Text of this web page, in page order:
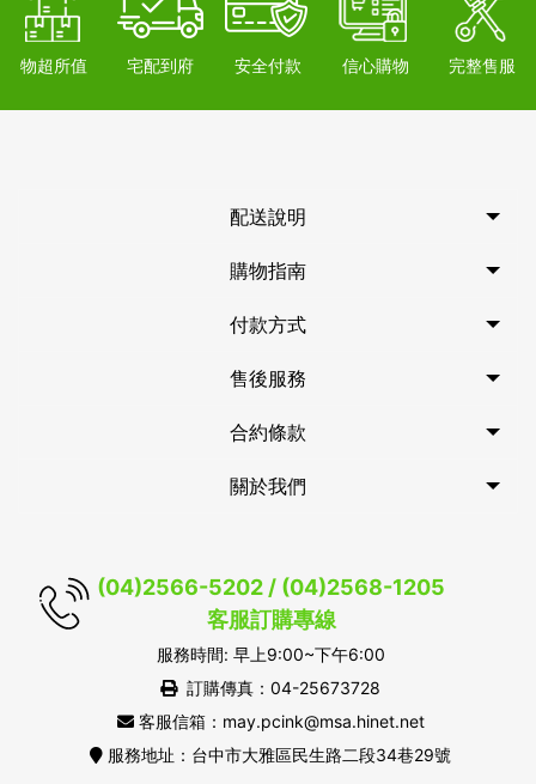
物超所值 宅配到府 安全付款 信心購物 完整售服
配送說明
購物指南
付款方式
售後服務
合約條款
關於我們
(04)2566-5202 / (04)2568-1205
客服訂購專線
服務時間: 早上9:00~下午6:00
訂購傳真：04-25673728
客服信箱：may.pcink@msa.hinet.net
服務地址：台中市大雅區民生路二段34巷29號